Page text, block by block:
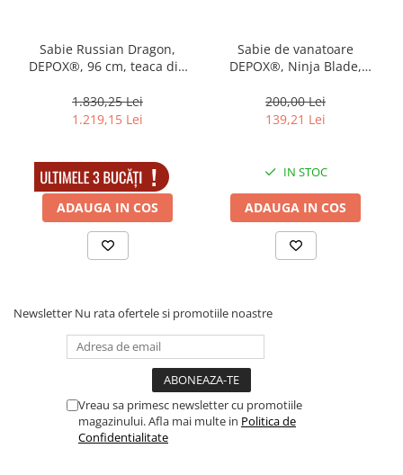
Sabie Russian Dragon,
DEPOX®, 96 cm, teaca din
1.830,25 Lei
1.219,15 Lei
IN STOC
ADAUGA IN COS
Sabie de vanatoare
DEPOX®, Ninja Blade,
200,00 Lei
139,21 Lei
IN STOC
ADAUGA IN COS
Newsletter Nu rata ofertele si promotiile noastre
Vreau sa primesc newsletter cu promotiile
magazinului. Afla mai multe in Politica de
Confidentialitate